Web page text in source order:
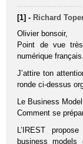
[1] - Richard
Olivier bonsoir,
Point de vue
numérique
J’attire ton
ronde ci-dessus
Le Business
Comment se
L’IREST
business